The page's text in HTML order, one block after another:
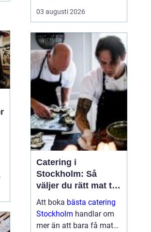
mellan ett rum som bara
fungerar och ett rum
tid både praktiskt och
visuellt. När någon söker
efter P...
03 augusti 2026
Catering i
Stockholm: Så
väljer du rätt mat till
ditt evenemang
Att boka bästa catering
Stockholm handlar om
mer än att bara få mat